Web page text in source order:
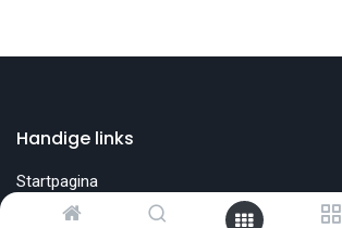
Handige links
Startpagina
Bouwshop